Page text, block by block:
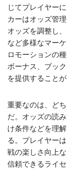
じてプレイヤー
カーはオッズ管
オッズを調整し
など多様なマー
ロモーションの
ボーナス、ブッ
を提供することが
重要なのは、ど
だ。オッズの読
け条件などを理
る。プレイヤー
戦の楽しさ向上
信頼できるライ